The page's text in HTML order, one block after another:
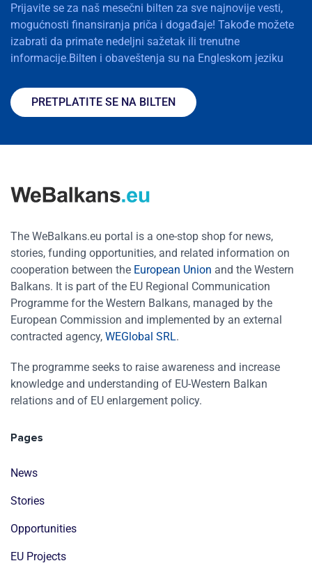
Prijavite se za naš mesečni bilten za sve najnovije vesti,
mogućnosti finansiranja priča i događaje! Takođe možete
izabrati da primate nedeljni sažetak ili trenutne
informacije.Bilten i obaveštenja su na Engleskom jeziku
PRETPLATITE SE NA BILTEN
The WeBalkans.eu portal is a one-stop shop for news,
stories, funding opportunities, and related information on
cooperation between the European Union and the Western
Balkans. It is part of the EU Regional Communication
Programme for the Western Balkans, managed by the
European Commission and implemented by an external
contracted agency, WEGlobal SRL.
The programme seeks to raise awareness and increase
knowledge and understanding of EU-Western Balkan
relations and of EU enlargement policy.
Pages
News
Stories
Opportunities
EU Projects